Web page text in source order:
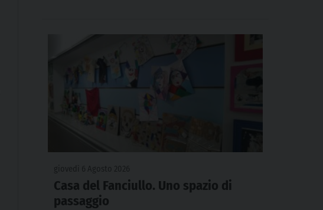
Casa del Fanciullo. Uno spazio di
passaggio